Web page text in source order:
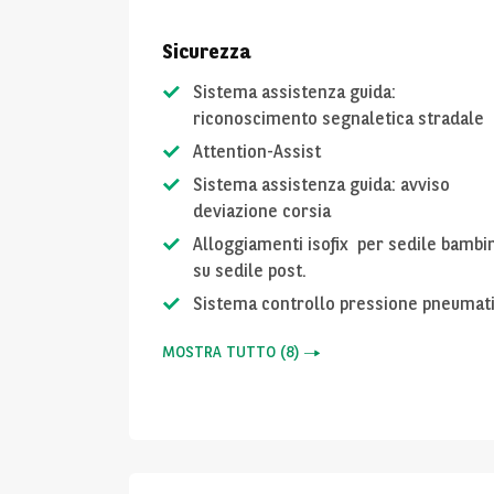
Sicurezza
Sistema assistenza guida:
riconoscimento segnaletica stradale
Attention-Assist
Sistema assistenza guida: avviso
deviazione corsia
Alloggiamenti isofix per sedile
su sedile post.
Sistema controllo pressione
MOSTRA TUTTO (8)